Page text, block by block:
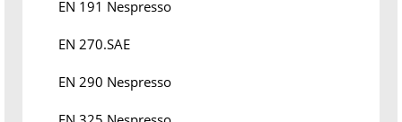
EN 191 Nespresso
EN 270.SAE
EN 290 Nespresso